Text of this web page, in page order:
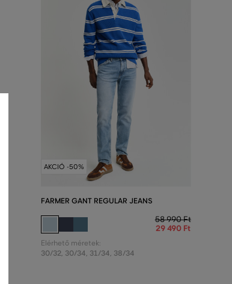
AKCIÓ -50%
FARMER GANT REGULAR JEANS
58 990 Ft
29 490 Ft
Elérhető méretek:
30/32, 30/34, 31/34, 38/34